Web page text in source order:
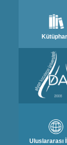
Uluslararası